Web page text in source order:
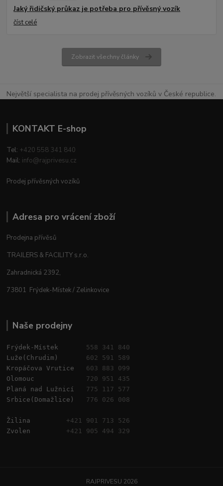
Jaký řidičský průkaz je potřeba pro přívěsný vozík
číst celé
Zobrazit všechny články
Největší specialista na prodej přívěsných vozíků v České republice.
KONTAKT E-shop
Tel: +420 558 341 840
Mail: info@rajprivesu.cz
Prodej přívěsných vozíků
Adresa pro vrácení zboží
Prodejna přívěsů
TRAILERS & FACILITY s.r.o.
Zahradnická 2392,
73801 Frýdek-Místek / Zelinkovice
Naše prodejny
Frýdek-Místek 558 341 840
Luže(Chrudim) 602 591 589
Kropáčova Vrutice 603 883 099
Olomouc 720 951 435
Planá nad Lužnicí 775 117 577
Srbice(Domažlice) 776 026 008
Žilina +421 901 713 526
Zvolen +421 905 494 329
RAJPRIVESU 2026